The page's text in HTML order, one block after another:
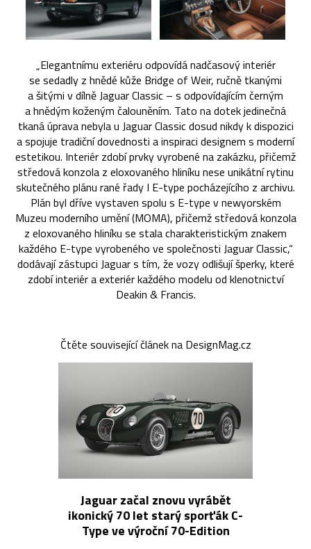
„Elegantnímu exteriéru odpovídá nadčasový interiér
se sedadly z hnědé kůže Bridge of Weir, ručně tkanými
a šitými v dílně Jaguar Classic – s odpovídajícím černým
a hnědým koženým čalouněním. Tato na dotek jedinečná
tkaná úprava nebyla u Jaguar Classic dosud nikdy k dispozici
a spojuje tradiční dovednosti a inspiraci designem s moderní
estetikou. Interiér zdobí prvky vyrobené na zakázku, přičemž
středová konzola z eloxovaného hliníku nese unikátní rytinu
skutečného plánu rané řady I E-type pocházejícího z archivu.
Plán byl dříve vystaven spolu s E-type v newyorském
Muzeu moderního umění (MOMA), přičemž středová konzola
z eloxovaného hliníku se stala charakteristickým znakem
každého E-type vyrobeného ve společnosti Jaguar Classic,“
dodávají zástupci Jaguar s tím, že vozy odlišují šperky, které
zdobí interiér a exteriér každého modelu od klenotnictví
Deakin & Francis.
Čtěte související článek na DesignMag.cz
Jaguar začal znovu vyrábět
ikonický 70 let starý sporťák C-
Type ve výroční 70-Edition